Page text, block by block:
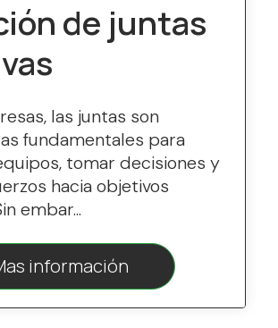
de juntas
las juntas son
fundamentales para
tomar decisiones y
hacia objetivos
embar...
información